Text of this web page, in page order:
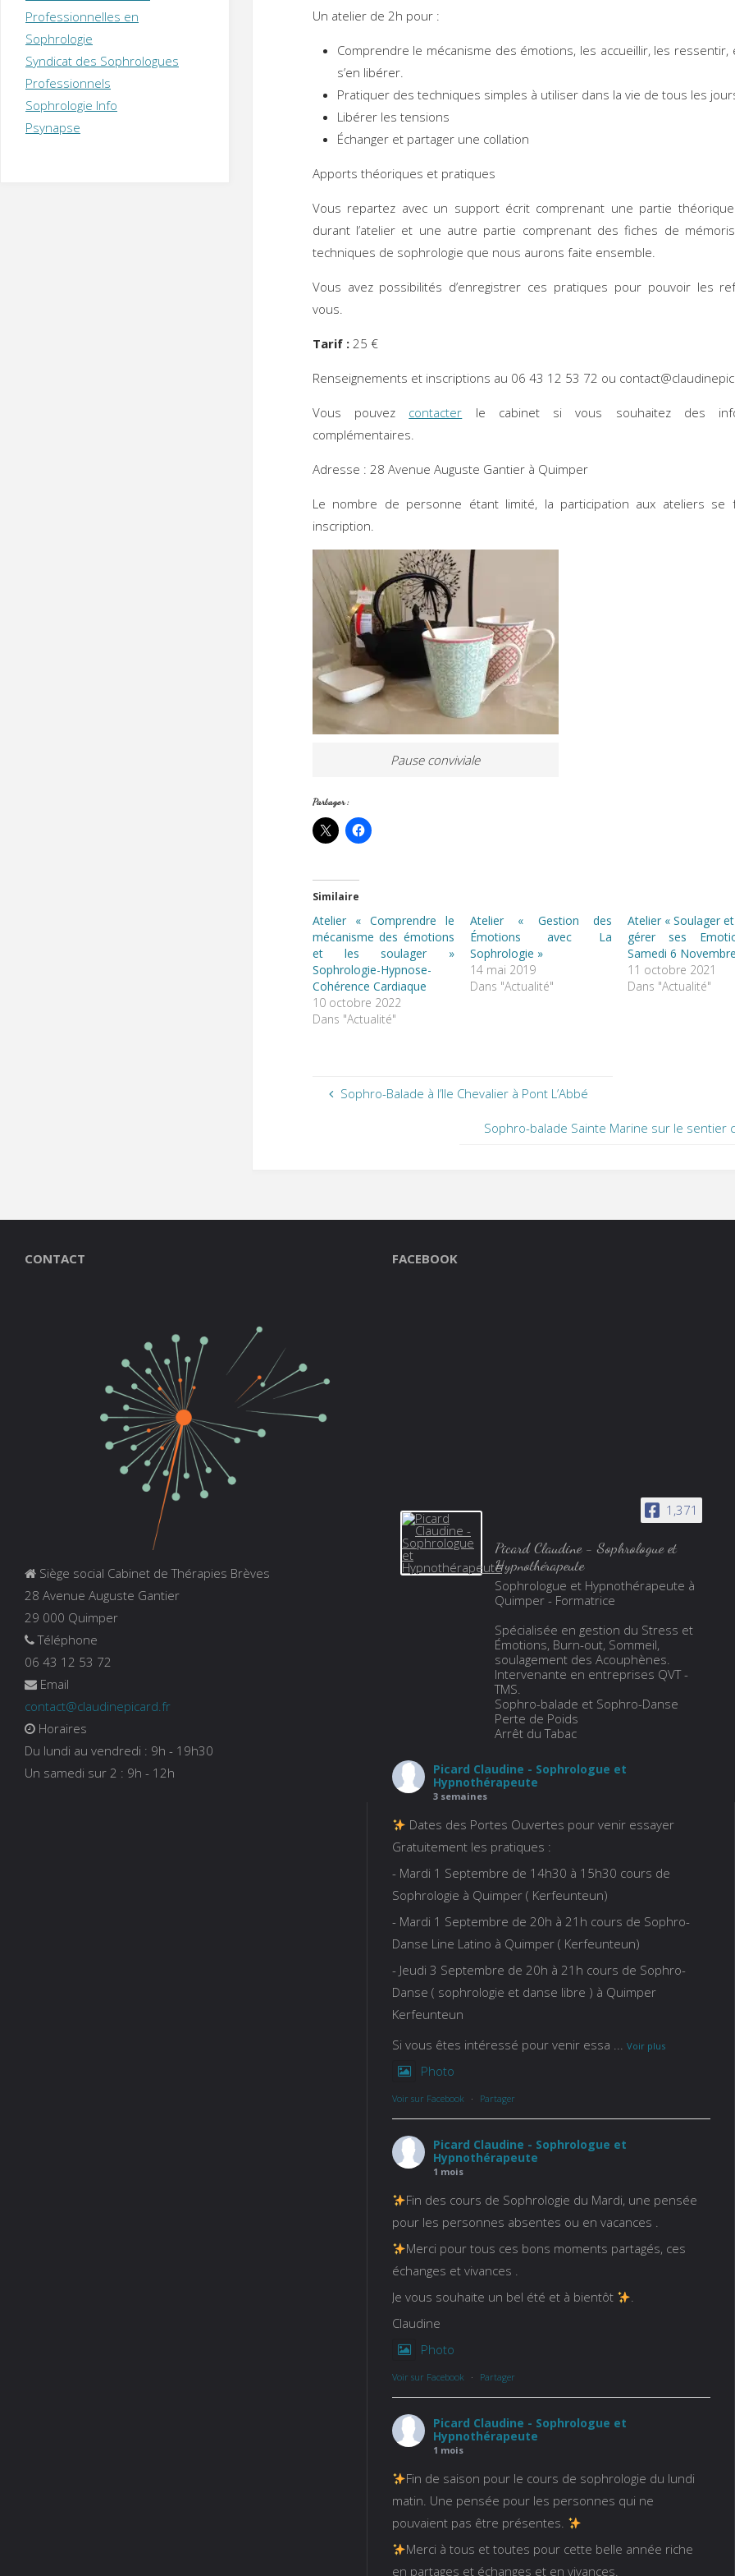
Un atelier de 2h pour :
Comprendre le mécanisme des émotions, les accueillir, les ressentir,
s’en libérer.
Pratiquer des techniques simples à utiliser dans la vie de tous les
Libérer les tensions
Échanger et partager une collation
Apports théoriques et pratiques
Vous repartez avec un support écrit comprenant une partie
durant l’atelier et une autre partie comprenant des fiches de
techniques de sophrologie que nous aurons faite ensemble.
Vous avez possibilités d’enregistrer ces pratiques pour pouvoir les
vous.
Tarif :25 €
Renseignements et inscriptions au 06 43 12 53 72 ou
Vous pouvez contacter le cabinet si vous souhaitez des
complémentaires.
Adresse : 28 Avenue Auguste Gantier à Quimper
Le nombre de personne étant limité, la participation aux ateliers se
inscription.
Pause conviviale
Partager :
Similaire
Atelier « Comprendre le
mécanisme des émotions
et les soulager »
Sophrologie-Hypnose-
Cohérence Cardiaque
10 octobre 2022
Dans "Actualité"
Atelier « Gestion des
Émotions avec La
Sophrologie »
14 mai 2019
Dans "Actualité"
Atelier « Soulager
gérer ses
Samedi 6 Novembre
11 octobre 2021
Dans "Actualité"
Sophro-Balade à l’Ile Chevalier à Pont L’Abbé
Sophro-balade Sainte Marine sur le sentier
Professionnelles en
Sophrologie
Syndicat des Sophrologues
Professionnels
Sophrologie Info
Psynapse
CONTACT
Siège social Cabinet de Thérapies Brèves
28 Avenue Auguste Gantier
29 000 Quimper
Téléphone
06 43 12 53 72
Email
contact@claudinepicard.fr
Horaires
Du lundi au vendredi : 9h - 19h30
Un samedi sur 2 : 9h - 12h
FACEBOOK
1,371
Picard Claudine - Sophrologue et
Hypnothérapeute
Sophrologue et Hypnothérapeute à
Quimper - Formatrice
Spécialisée en gestion du Stress et
Émotions, Burn-out, Sommeil,
soulagement des Acouphènes.
Intervenante en entreprises QVT -
TMS.
Sophro-balade et Sophro-Danse
Perte de Poids
Arrêt du Tabac
Picard Claudine - Sophrologue et
Hypnothérapeute
3 semaines
Dates des Portes Ouvertes pour venir essayer
Gratuitement les pratiques :
- Mardi 1 Septembre de 14h30 à 15h30 cours de
Sophrologie à Quimper ( Kerfeunteun)
- Mardi 1 Septembre de 20h à 21h cours de Sophro-
Danse Line Latino à Quimper ( Kerfeunteun)
- Jeudi 3 Septembre de 20h à 21h cours de Sophro-
Danse ( sophrologie et danse libre ) à Quimper
Kerfeunteun
Si vous êtes intéressé pour venir essa ... Voir plus
Photo
Voir sur Facebook · Partager
Picard Claudine - Sophrologue et
Hypnothérapeute
1 mois
Fin des cours de Sophrologie du Mardi, une pensée
pour les personnes absentes ou en vacances .
Merci pour tous ces bons moments partagés, ces
échanges et vivances .
Je vous souhaite un bel été et à bientôt
.
Claudine
Photo
Voir sur Facebook · Partager
Picard Claudine - Sophrologue et
Hypnothérapeute
1 mois
Fin de saison pour le cours de sophrologie du lundi
matin. Une pensée pour les personnes qui ne
pouvaient pas être présentes.
Merci à tous et toutes pour cette belle année riche
en partages et échanges et en vivances.